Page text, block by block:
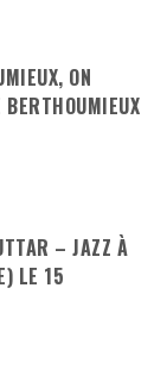
ON
– JAZZ À
LE 15